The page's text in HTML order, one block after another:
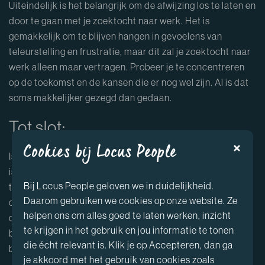
Uiteindelijk is het belangrijk om de afwijzing los te laten en
door te gaan met je zoektocht naar werk. Het is
gemakkelijk om te blijven hangen in gevoelens van
teleurstelling en frustratie, maar dit zal je zoektocht naar
werk alleen maar vertragen. Probeer je te concentreren
op de toekomst en de kansen die er nog wel zijn. Al is dat
soms makkelijker gezegd dan gedaan.
Tot slot:
Is het belangrijk om jezelf niet te hard te beoordelen. Het
is gemakkelijk om te blijven hangen in gevoelens van
teleurstelling en frustratie, maar het is belangrijk om te
onthouden dat afwijzingen niet altijd persoonlijk zijn en
dat het ook niet altijd betekent dat je niet goed genoeg
bent. Probeer je te concentreren op je sterke punten en
blijf positief over jezelf en je kansen op de arbeidsmarkt.
Cookies bij Locus People
Bij Locus People geloven we in duidelijkheid.
Daarom gebruiken we cookies op onze website. Ze
helpen ons om alles goed te laten werken, inzicht
te krijgen in het gebruik en jou informatie te tonen
die écht relevant is. Klik je op Accepteren, dan ga
je akkoord met het gebruik van cookies zoals